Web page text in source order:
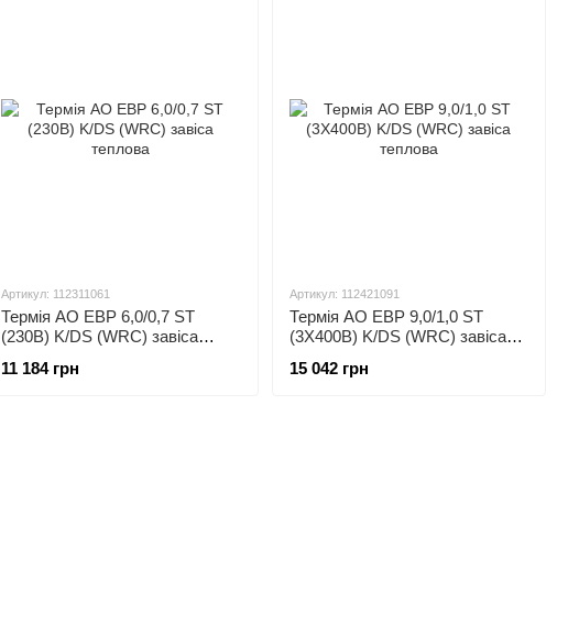
Артикул: 112311061
Термія АО ЕВР 6,0/0,7 ST
(230В) K/DS (WRC) завіса
11 184 грн
Артикул: 112421091
Термія АО ЕВР 9,0/1,0 ST
(3Х400В) K/DS (WRC) завіса
15 042 грн